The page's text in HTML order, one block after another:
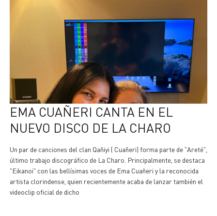
EMA CUAÑERI CANTA EN EL
NUEVO DISCO DE LA CHARO
Un par de canciones del clan Qañiyi ( Cuañeri) forma parte de "Areté",
último trabajo discográfico de La Charo. Principalmente, se destaca
"Eikanoi" con las bellísimas voces de Ema Cuañeri y la reconocida
artista clorindense, quien recientemente acaba de lanzar también el
videoclip oficial de dicho